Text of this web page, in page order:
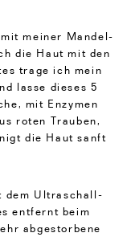
meiner Mandel-
die Haut mit den
trage ich mein
lasse dieses 5
mit Enzymen
roten Trauben,
die Haut sanft
dem Ultraschall-
entfernt beim
abgestorbene